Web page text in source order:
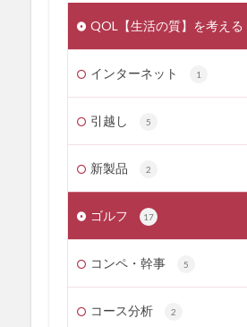
QOL【生活の質】を考える
インターネット 1
引越し 5
新製品 2
ゴルフ 17
コンペ・幹事 5
コース分析 2